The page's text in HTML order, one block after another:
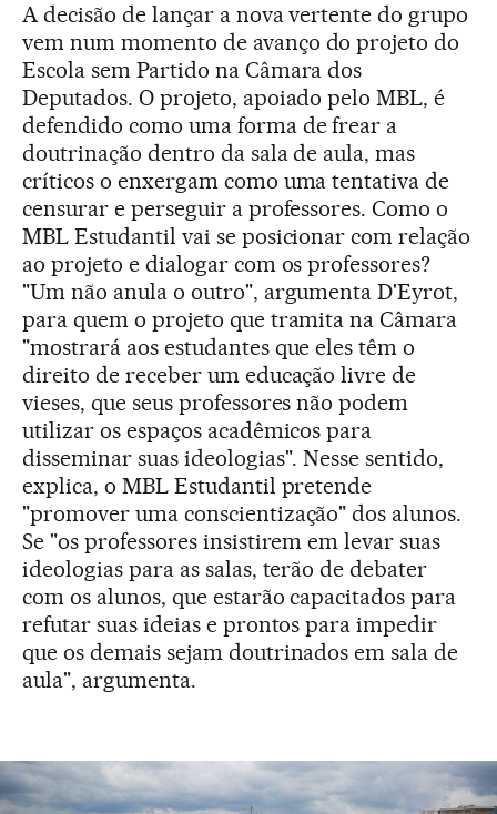
A decisão de lançar a nova vertente do grupo
vem num momento de avanço do projeto do
Escola sem Partido na Câmara dos
Deputados. O projeto, apoiado pelo MBL, é
defendido como uma forma de frear a
doutrinação dentro da sala de aula, mas
críticos o enxergam como uma tentativa de
censurar e perseguir a professores. Como o
MBL Estudantil vai se posicionar com relação
ao projeto e dialogar com os professores?
"Um não anula o outro", argumenta D'Eyrot,
para quem o projeto que tramita na Câmara
"mostrará aos estudantes que eles têm o
direito de receber um educação livre de
vieses, que seus professores não podem
utilizar os espaços acadêmicos para
disseminar suas ideologias". Nesse sentido,
explica, o MBL Estudantil pretende
"promover uma conscientização" dos alunos.
Se "os professores insistirem em levar suas
ideologias para as salas, terão de debater
com os alunos, que estarão capacitados para
refutar suas ideias e prontos para impedir
que os demais sejam doutrinados em sala de
aula", argumenta.